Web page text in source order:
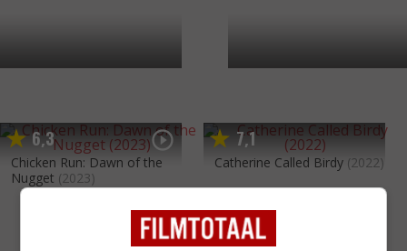
6,3
Chicken Run: Dawn of the
Nugget (2023)
7,1
Catherine Called Birdy (2022)